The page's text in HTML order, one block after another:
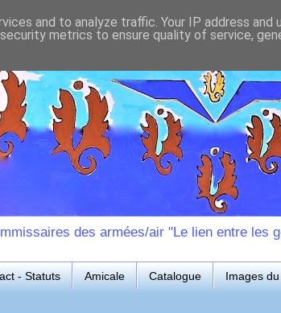
des armées/air "Le lien entre les
- Statuts Amicale Catalogue Images
and to analyze traffic. Your IP address and
metrics to ensure quality of service,